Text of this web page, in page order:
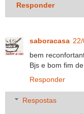
Responder
saboracasa
bem
Bjs e bom fim
Responder
Respostas